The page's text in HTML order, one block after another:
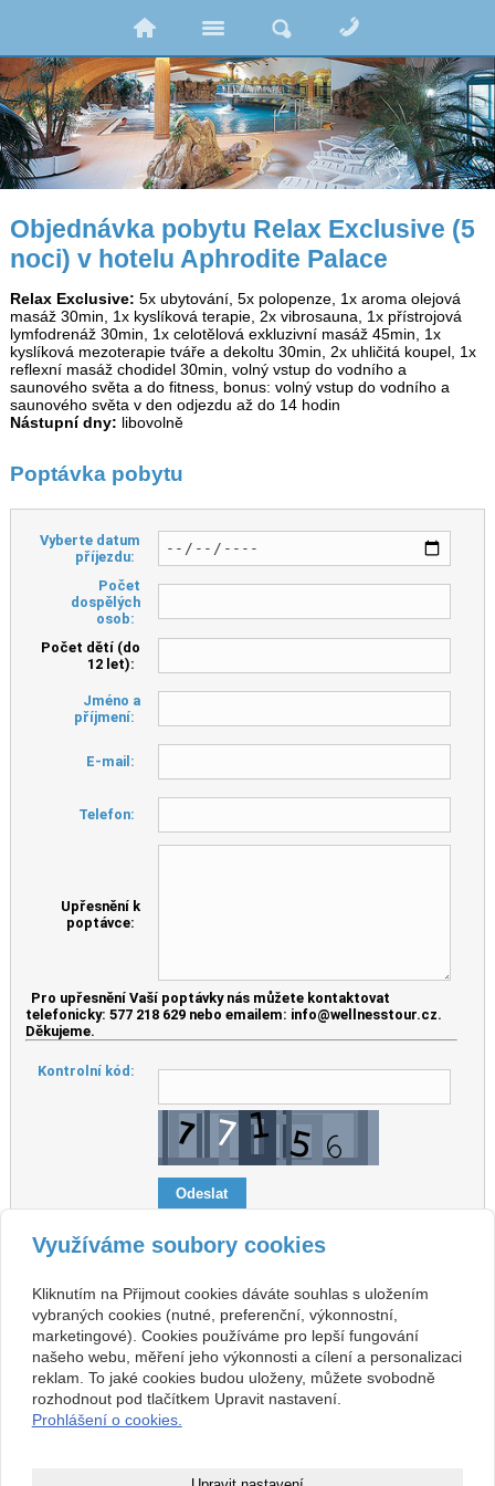
Objednávka pobytu Relax Exclusive (5
noci) v hotelu Aphrodite Palace
Relax Exclusive: 5x ubytování, 5x polopenze, 1x aroma olejová
masáž 30min, 1x kyslíková terapie, 2x vibrosauna, 1x přístrojová
lymfodrenáž 30min, 1x celotělová exkluzivní masáž 45min, 1x
kyslíková mezoterapie tváře a dekoltu 30min, 2x uhličitá koupel, 1x
reflexní masáž chodidel 30min, volný vstup do vodního a
saunového světa a do fitness, bonus: volný vstup do vodního a
saunového světa v den odjezdu až do 14 hodin
Nástupní dny: libovolně
Poptávka pobytu
Vyberte datum
příjezdu:
Počet
dospělých
osob:
Počet dětí (do
12 let):
Jméno a
příjmení:
E-mail:
Telefon:
Upřesnění k
poptávce:
Pro upřesnění Vaší poptávky nás můžete kontaktovat
telefonicky: 577 218 629 nebo emailem: info@wellnesstour.cz.
Děkujeme.
Kontrolní kód:
Zvýrazněné položky jsou povinné.
Kontakt
Termální lázně Rajecké
Teplice,
prodej pobytů v ČR zajišťuje
CK Wellness Tour.
577 218 629, 721 241 848
rezervace@rajecke-teplice.cz
Nejlepší lázeňské a wellness pobyty v ČR, SR a v Maďarsku po celý rok
Využíváme soubory cookies
Kliknutím na Přijmout cookies dáváte souhlas s uložením
vybraných cookies (nutné, preferenční, výkonnostní,
marketingové). Cookies používáme pro lepší fungování
našeho webu, měření jeho výkonnosti a cílení a personalizaci
reklam. To jaké cookies budou uloženy, můžete svobodně
rozhodnout pod tlačítkem Upravit nastavení.
Prohlášení o cookies.